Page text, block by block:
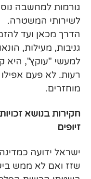
גורמות למחשבה
לשירותי המשטרה.
הדרך מכאן ועד
גניבות, מעילות,
למעשי "עוקץ", היא
רעות. לא פעם
מוחזרים.
חקירות בנושא זכויות
זיופים
ישראל ידועה
שזז ואם לא ממש